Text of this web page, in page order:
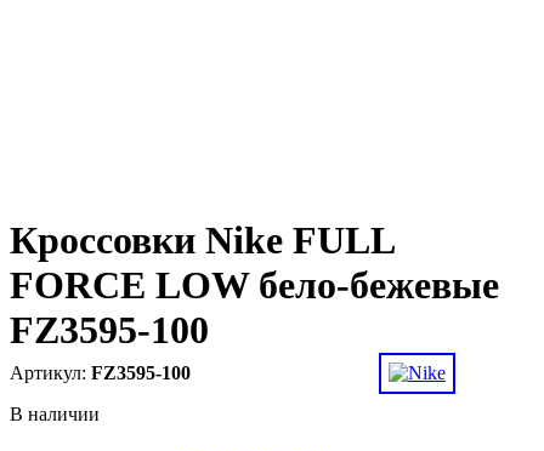
Кроссовки Nike FULL
FORCE LOW бело-бежевые
FZ3595-100
FZ3595-100
В наличии